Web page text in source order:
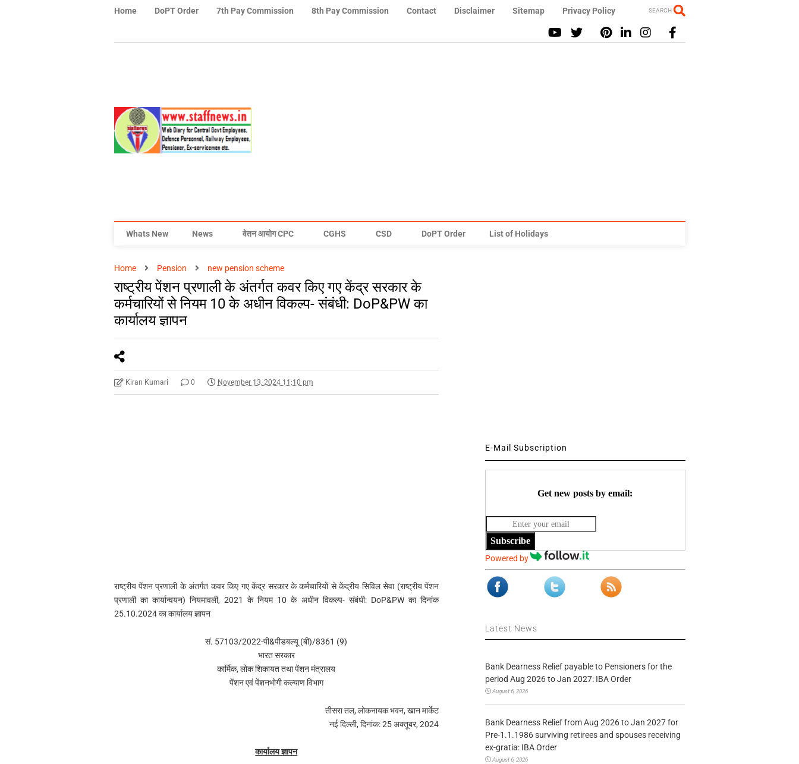
Home DoPT Order 7th Pay Commission 8th Pay Commission Contact Disclaimer Sitemap Privacy Policy SEARCH
Whats New News वेतन आयोग CPC CGHS CSD DoPT Order List of Holidays
Home Pension new pension scheme
राष्ट्रीय पेंशन प्रणाली के अंतर्गत कवर किए गए केंद्र सरकार के
कर्मचारियों से नियम 10 के अधीन विकल्प- संबंधी: DoP&PW का
कार्यालय ज्ञापन
Kiran Kumari 0 November 13, 2024 11:10 pm
राष्ट्रीय पेंशन प्रणाली के अंतर्गत कवर किए गए केंद्र सरकार के कर्मचारियों से केंद्रीय सिविल सेवा (राष्ट्रीय पेंशन
प्रणाली का कार्यान्वयन) नियमावली, 2021 के नियम 10 के अधीन विकल्प- संबंधी: DoP&PW का दिनांक
25.10.2024 का कार्यालय ज्ञापन
सं. 57103/2022-पी&पीडबल्यू (बी)/8361 (9)
भारत सरकार
कार्मिक, लोक शिकायत तथा पेंशन मंत्रालय
पेंशन एवं पेंशनभोगी कल्याण विभाग
तीसरा तल, लोकनायक भवन, खान मार्केट
नई दिल्‍ली, दिनांक: 25 अक्तूबर, 2024
कार्यालय ज्ञापन
E-Mail Subscription
Get new posts by email:
Subscribe
Powered by
Latest News
Bank Dearness Relief payable to Pensioners for the
period Aug 2026 to Jan 2027: IBA Order
August 6, 2026
Bank Dearness Relief from Aug 2026 to Jan 2027 for
Pre-1.1.1986 surviving retirees and spouses receiving
ex-gratia: IBA Order
August 6, 2026